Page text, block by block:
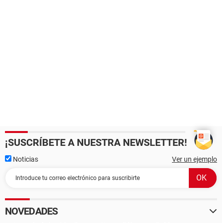
¡SUSCRÍBETE A NUESTRA NEWSLETTER!
Noticias Ver un ejemplo
NOVEDADES